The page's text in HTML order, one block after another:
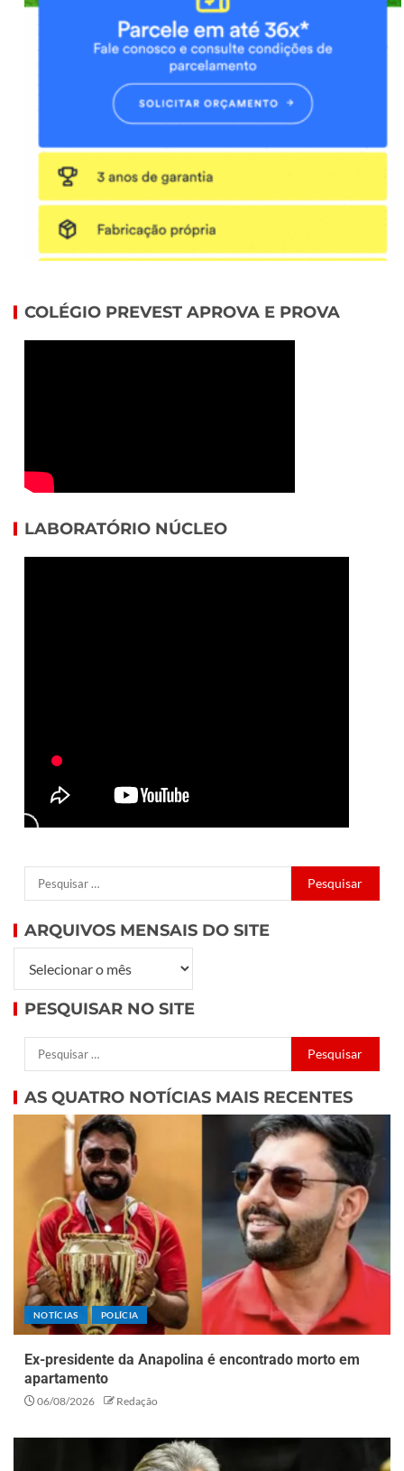
COLÉGIO PREVEST APROVA E PROVA
LABORATÓRIO NÚCLEO
ARQUIVOS MENSAIS DO SITE
PESQUISAR NO SITE
AS QUATRO NOTÍCIAS MAIS RECENTES
NOTÍCIAS POLÍCIA
Ex-presidente da Anapolina é encontrado morto em
apartamento
06/08/2026 Redação